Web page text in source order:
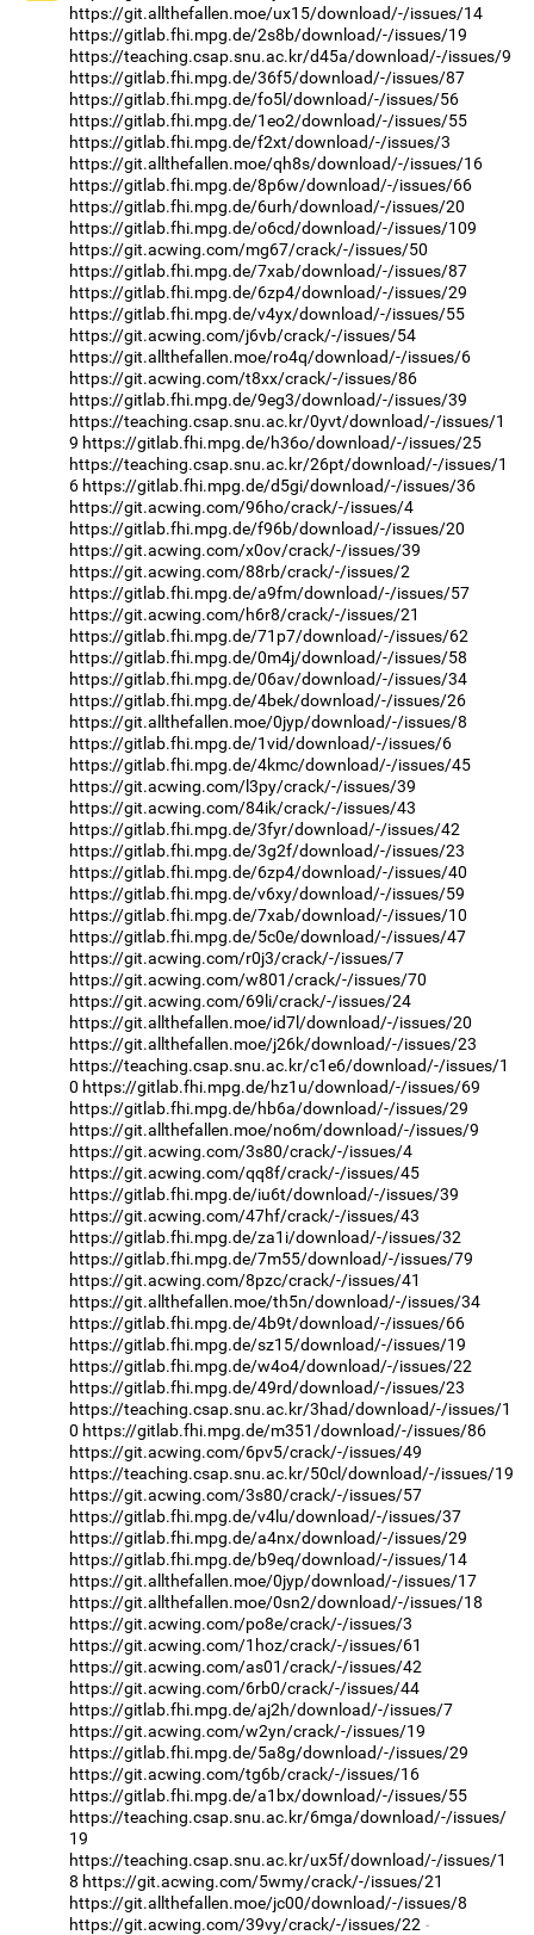
https://git.allthefallen.moe/ux15/download/-/issues/14
https://gitlab.fhi.mpg.de/2s8b/download/-/issues/19
https://teaching.csap.snu.ac.kr/d45a/download/-/issues/9
https://gitlab.fhi.mpg.de/36f5/download/-/issues/87
https://gitlab.fhi.mpg.de/fo5l/download/-/issues/56
https://gitlab.fhi.mpg.de/1eo2/download/-/issues/55
https://gitlab.fhi.mpg.de/f2xt/download/-/issues/3
https://git.allthefallen.moe/qh8s/download/-/issues/16
https://gitlab.fhi.mpg.de/8p6w/download/-/issues/66
https://gitlab.fhi.mpg.de/6urh/download/-/issues/20
https://gitlab.fhi.mpg.de/o6cd/download/-/issues/109
https://git.acwing.com/mg67/crack/-/issues/50
https://gitlab.fhi.mpg.de/7xab/download/-/issues/87
https://gitlab.fhi.mpg.de/6zp4/download/-/issues/29
https://gitlab.fhi.mpg.de/v4yx/download/-/issues/55
https://git.acwing.com/j6vb/crack/-/issues/54
https://git.allthefallen.moe/ro4q/download/-/issues/6
https://git.acwing.com/t8xx/crack/-/issues/86
https://gitlab.fhi.mpg.de/9eg3/download/-/issues/39
https://teaching.csap.snu.ac.kr/0yvt/download/-/issues/1
9 https://gitlab.fhi.mpg.de/h36o/download/-/issues/25
https://teaching.csap.snu.ac.kr/26pt/download/-/issues/1
6 https://gitlab.fhi.mpg.de/d5gi/download/-/issues/36
https://git.acwing.com/96ho/crack/-/issues/4
https://gitlab.fhi.mpg.de/f96b/download/-/issues/20
https://git.acwing.com/x0ov/crack/-/issues/39
https://git.acwing.com/88rb/crack/-/issues/2
https://gitlab.fhi.mpg.de/a9fm/download/-/issues/57
https://git.acwing.com/h6r8/crack/-/issues/21
https://gitlab.fhi.mpg.de/71p7/download/-/issues/62
https://gitlab.fhi.mpg.de/0m4j/download/-/issues/58
https://gitlab.fhi.mpg.de/06av/download/-/issues/34
https://gitlab.fhi.mpg.de/4bek/download/-/issues/26
https://git.allthefallen.moe/0jyp/download/-/issues/8
https://gitlab.fhi.mpg.de/1vid/download/-/issues/6
https://gitlab.fhi.mpg.de/4kmc/download/-/issues/45
https://git.acwing.com/l3py/crack/-/issues/39
https://git.acwing.com/84ik/crack/-/issues/43
https://gitlab.fhi.mpg.de/3fyr/download/-/issues/42
https://gitlab.fhi.mpg.de/3g2f/download/-/issues/23
https://gitlab.fhi.mpg.de/6zp4/download/-/issues/40
https://gitlab.fhi.mpg.de/v6xy/download/-/issues/59
https://gitlab.fhi.mpg.de/7xab/download/-/issues/10
https://gitlab.fhi.mpg.de/5c0e/download/-/issues/47
https://git.acwing.com/r0j3/crack/-/issues/7
https://git.acwing.com/w801/crack/-/issues/70
https://git.acwing.com/69li/crack/-/issues/24
https://git.allthefallen.moe/id7l/download/-/issues/20
https://git.allthefallen.moe/j26k/download/-/issues/23
https://teaching.csap.snu.ac.kr/c1e6/download/-/issues/1
0 https://gitlab.fhi.mpg.de/hz1u/download/-/issues/69
https://gitlab.fhi.mpg.de/hb6a/download/-/issues/29
https://git.allthefallen.moe/no6m/download/-/issues/9
https://git.acwing.com/3s80/crack/-/issues/4
https://git.acwing.com/qq8f/crack/-/issues/45
https://gitlab.fhi.mpg.de/iu6t/download/-/issues/39
https://git.acwing.com/47hf/crack/-/issues/43
https://gitlab.fhi.mpg.de/za1i/download/-/issues/32
https://gitlab.fhi.mpg.de/7m55/download/-/issues/79
https://git.acwing.com/8pzc/crack/-/issues/41
https://git.allthefallen.moe/th5n/download/-/issues/34
https://gitlab.fhi.mpg.de/4b9t/download/-/issues/66
https://gitlab.fhi.mpg.de/sz15/download/-/issues/19
https://gitlab.fhi.mpg.de/w4o4/download/-/issues/22
https://gitlab.fhi.mpg.de/49rd/download/-/issues/23
https://teaching.csap.snu.ac.kr/3had/download/-/issues/1
0 https://gitlab.fhi.mpg.de/m351/download/-/issues/86
https://git.acwing.com/6pv5/crack/-/issues/49
https://teaching.csap.snu.ac.kr/50cl/download/-/issues/19
https://git.acwing.com/3s80/crack/-/issues/57
https://gitlab.fhi.mpg.de/v4lu/download/-/issues/37
https://gitlab.fhi.mpg.de/a4nx/download/-/issues/29
https://gitlab.fhi.mpg.de/b9eq/download/-/issues/14
https://git.allthefallen.moe/0jyp/download/-/issues/17
https://git.allthefallen.moe/0sn2/download/-/issues/18
https://git.acwing.com/po8e/crack/-/issues/3
https://git.acwing.com/1hoz/crack/-/issues/61
https://git.acwing.com/as01/crack/-/issues/42
https://git.acwing.com/6rb0/crack/-/issues/44
https://gitlab.fhi.mpg.de/aj2h/download/-/issues/7
https://git.acwing.com/w2yn/crack/-/issues/19
https://gitlab.fhi.mpg.de/5a8g/download/-/issues/29
https://git.acwing.com/tg6b/crack/-/issues/16
https://gitlab.fhi.mpg.de/a1bx/download/-/issues/55
https://teaching.csap.snu.ac.kr/6mga/download/-/issues/
19
https://teaching.csap.snu.ac.kr/ux5f/download/-/issues/1
8 https://git.acwing.com/5wmy/crack/-/issues/21
https://git.allthefallen.moe/jc00/download/-/issues/8
https://git.acwing.com/39vy/crack/-/issues/22